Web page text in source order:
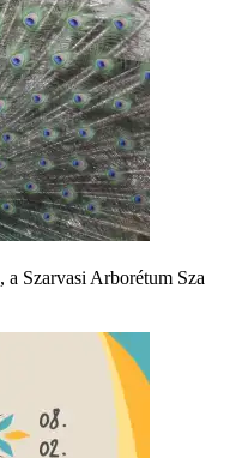
a Szarvasi Arborétum Sza